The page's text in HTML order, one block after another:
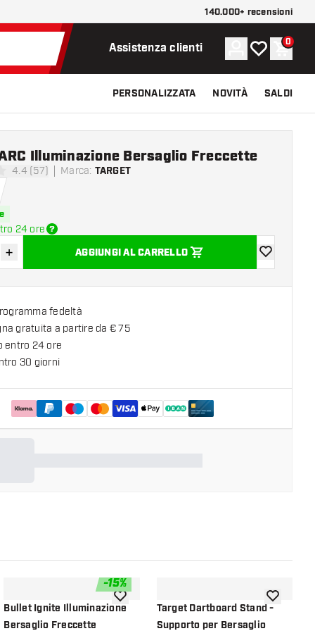
140.000+ recensioni
Assistenza clienti Account
La mia lista
0
PERSONALIZZATA NOVITÀ SALDI
valutazione
4.4 (57) Marca: TARGET
Illuminazione Bersaglio Freccette
24 ore
quantità
Aumenta quantità
+ AGGIUNGI AL CARRELLO
aggiungi
fedeltà
gratuita a partire da € 75
entro 24 ore
30 giorni
alla lista dei desideri
-15%
Bullet Ignite Illuminazione
Bersaglio Freccette
aggiungi alla lista dei desideri
Target Dartboard Stand -
Supporto per Bersaglio
aggiungi